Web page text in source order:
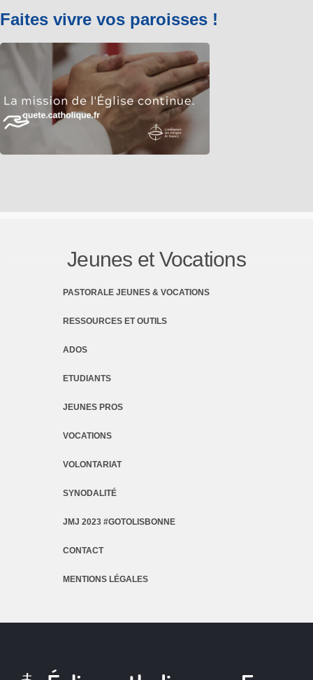
Faites vivre vos paroisses !
Jeunes et Vocations
PASTORALE JEUNES & VOCATIONS
RESSOURCES ET OUTILS
ADOS
ETUDIANTS
JEUNES PROS
VOCATIONS
VOLONTARIAT
SYNODALITÉ
JMJ 2023 #GOTOLISBONNE
CONTACT
MENTIONS LÉGALES